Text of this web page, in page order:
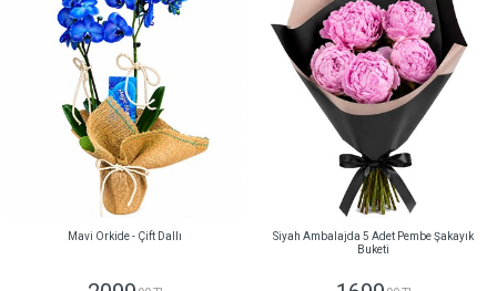
Mavi Orkide - Çift Dallı
Siyah Ambalajda 5 Adet Pembe Şakayık
Buketi